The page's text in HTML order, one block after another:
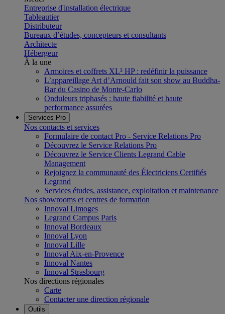
Entreprise d'installation électrique
Tableautier
Distributeur
Bureaux d’études, concepteurs et consultants
Architecte
Hébergeur
À la une
Armoires et coffrets XL³ HP : redéfinir la puissance
L’appareillage Art d’Arnould fait son show au Buddha-
Bar du Casino de Monte-Carlo
Onduleurs triphasés : haute fiabilité et haute
performance assurées
Services Pro
Nos contacts et services
Formulaire de contact Pro - Service Relations Pro
Découvrez le Service Relations Pro
Découvrez le Service Clients Legrand Cable
Management
Rejoignez la communauté des Électriciens Certifiés
Legrand
Services études, assistance, exploitation et maintenance
Nos showrooms et centres de formation
Innoval Limoges
Legrand Campus Paris
Innoval Bordeaux
Innoval Lyon
Innoval Lille
Innoval Aix-en-Provence
Innoval Nantes
Innoval Strasbourg
Nos directions régionales
Carte
Contacter une direction régionale
Outils